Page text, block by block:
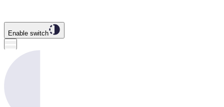
Enable switch